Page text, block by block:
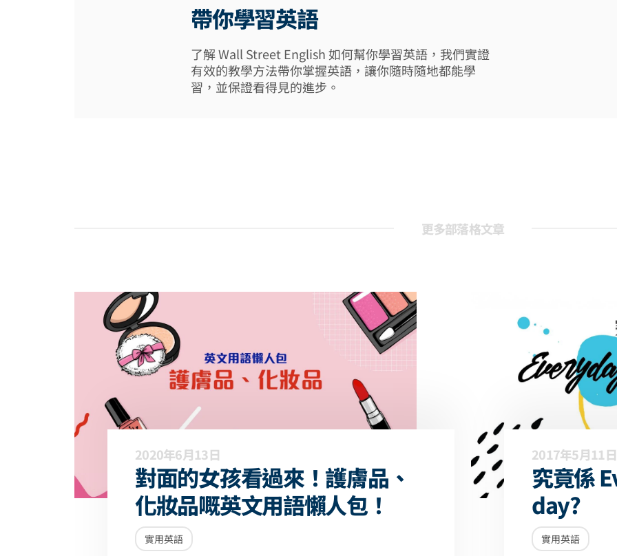
帶你學習英語
了解 Wall Street English 如何幫你學習英語，我們實證
有效的教學方法帶你掌握英語，讓你隨時隨地都能學
習，並保證看得見的進步。
更多部落格文章
2020年6月13日
對面的女孩看過來！護膚品、
化妝品嘅英文用語懶人包！
實用英語
2017年5月11日
究竟係
day?
實用英語